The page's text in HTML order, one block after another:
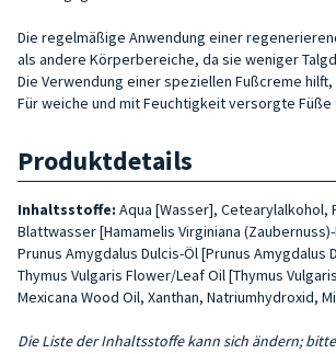
Die regelmäßige Anwendung einer
als andere Körperbereiche, da sie weniger
Die Verwendung einer speziellen Fußcreme
Für weiche und mit Feuchtigkeit versorgte
Produktdetails
Inhaltsstoffe: Aqua [Wasser],
Blattwasser [Hamamelis Virginiana
Prunus Amygdalus Dulcis-Öl [Prunus
Thymus Vulgaris Flower/Leaf Oil [Thymus
Mexica­na Wood Oil, Xanthan, Natriumhydroxid,
Die Liste der Inhaltsstoffe kann sich ändern;